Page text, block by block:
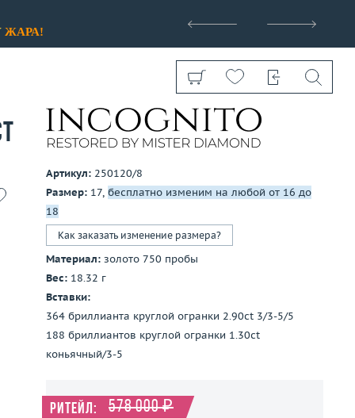
ЖАРА!
Показать все
Артикул: 250120/8
Размер: 17, бесплатно изменим на любой от 16 до
18
Как заказать изменение размера?
Материал: золото 750 пробы
Вес: 18.32 г
Вставки:
364 бриллианта круглой огранки 2.90ct 3/3-5/5
188 бриллиантов круглой огранки 1.30ct
коньячный/3-5
Ритейл: 578 000 ₽